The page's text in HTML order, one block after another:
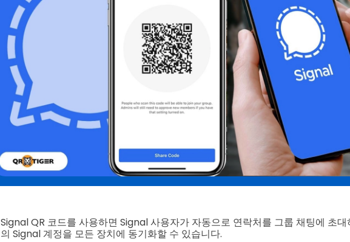
Signal QR 코드를 사용하면 Signal 사용자가 자동으로 연락처를 그룹 채팅에 초
의 Signal 계정을 모든 장치에 동기화할 수 있습니다.